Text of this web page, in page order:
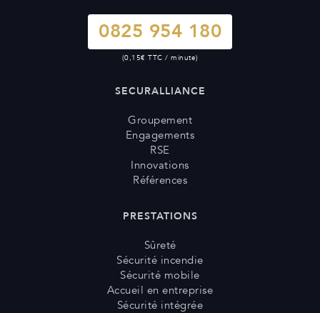
0825 954 180
(0,15€ TTC / minute)
SECURALLIANCE
Groupement
Engagements
RSE
Innovations
Références
PRESTATIONS
Sûreté
Sécurité incendie
Sécurité mobile
Accueil en entreprise
Sécurité intégrée